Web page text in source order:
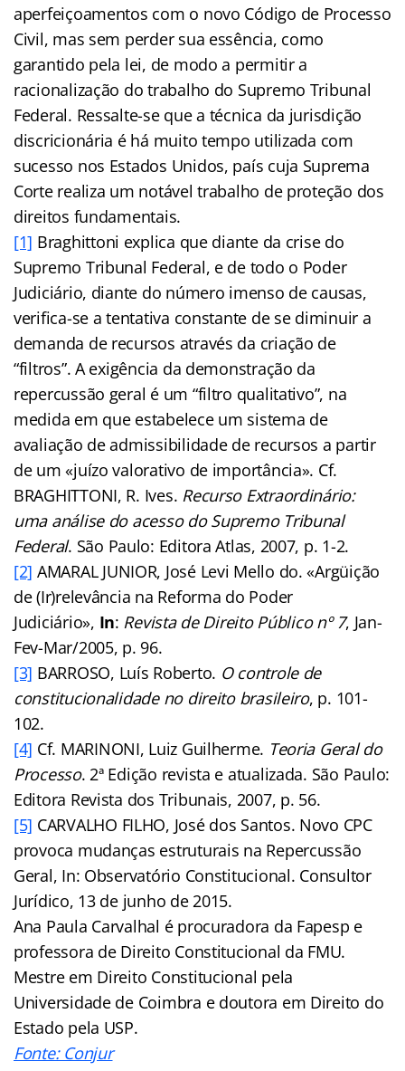
aperfeiçoamentos com o novo Código de Processo
Civil, mas sem perder sua essência, como
garantido pela lei, de modo a permitir a
racionalização do trabalho do Supremo Tribunal
Federal. Ressalte-se que a técnica da jurisdição
discricionária é há muito tempo utilizada com
sucesso nos Estados Unidos, país cuja Suprema
Corte realiza um notável trabalho de proteção dos
direitos fundamentais.
[1] Braghittoni explica que diante da crise do
Supremo Tribunal Federal, e de todo o Poder
Judiciário, diante do número imenso de causas,
verifica-se a tentativa constante de se diminuir a
demanda de recursos através da criação de
“filtros”. A exigência da demonstração da
repercussão geral é um “filtro qualitativo”, na
medida em que estabelece um sistema de
avaliação de admissibilidade de recursos a partir
de um «juízo valorativo de importância». Cf.
BRAGHITTONI, R. Ives. Recurso Extraordinário:
uma análise do acesso do Supremo Tribunal
Federal. São Paulo: Editora Atlas, 2007, p. 1-2.
[2] AMARAL JUNIOR, José Levi Mello do. «Argüição
de (Ir)relevância na Reforma do Poder
Judiciário», In: Revista de Direito Público nº 7, Jan-
Fev-Mar/2005, p. 96.
[3] BARROSO, Luís Roberto. O controle de
constitucionalidade no direito brasileiro, p. 101-
102.
[4] Cf. MARINONI, Luiz Guilherme. Teoria Geral do
Processo. 2ª Edição revista e atualizada. São Paulo:
Editora Revista dos Tribunais, 2007, p. 56.
[5] CARVALHO FILHO, José dos Santos. Novo CPC
provoca mudanças estruturais na Repercussão
Geral, In: Observatório Constitucional. Consultor
Jurídico, 13 de junho de 2015.
Ana Paula Carvalhal é procuradora da Fapesp e
professora de Direito Constitucional da FMU.
Mestre em Direito Constitucional pela
Universidade de Coimbra e doutora em Direito do
Estado pela USP.
Fonte: Conjur